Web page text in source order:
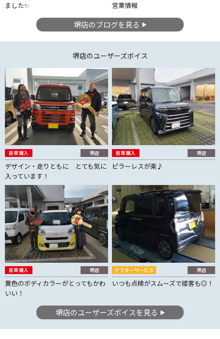
ました✨
営業情報
堺店のブログを見る
堺店のユーザーズボイス
新車購入 堺店
デザイン・走りともに とても気に
入っています！
新車購入 堺店
ピラーレスが楽♪
新車購入 堺店
黄色のボディカラーがとってもかわ
いい！
アフターサービス 堺店
いつも点検がスムーズで接客も◎！
堺店のユーザーズボイスを見る